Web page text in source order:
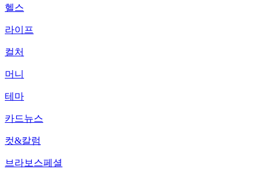
헬스
라이프
컬처
머니
테마
카드뉴스
컷&칼럼
브라보스페셜